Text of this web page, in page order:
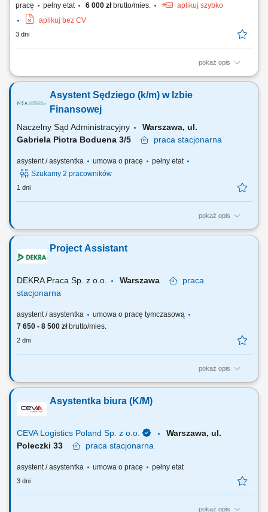
pracę
pełny etat 6 000 złbrutto/mies.
aplikuj szybko
aplikuj bez CV
3 dni
pokaż opis
Responsibilities: Answering and directing phone calls, emails, and other
Assisting in scheduling meetings, appointments, and managing
calendars. Performing data entry tasks, updating records, and
Asystent Sędziego (k/m) w Izbie
Finansowej
Naczelny Sąd Administracyjny
Warszawa, ul.
Gabriela Piotra Boduena 3/5
praca stacjonarna
asystent / asystentka umowa o pracę
pełny etat
Szukamy 2 pracowników
1 dni
pokaż opis
Izba Finansowa sprawuje nadzór nad orzecznictwem wojewódzkich
innych świadczeń pieniężnych, do których mają zastosowanie przepisy
podatkowe oraz o egzekucji świadczeń pieniężnych. W Izbie
Project Assistant
DEKRA Praca Sp. z o.o. Warszawa
praca
stacjonarna
asystent / asystentka
umowa o pracę tymczasową
7 650 - 8 500 złbrutto/mies.
2 dni
pokaż opis
Responsibilities: Supporting teams in the coordination and
workflows, contracts, notes, letters, reports and following up on related
actions; Preparing and monitoring financial commitments, invoices,
Asystentka biura (K/M)
CEVA Logistics Poland Sp. z o.o.
Warszawa, ul.
Poleczki 33
praca stacjonarna
asystent / asystentka umowa o pracę pełny etat
3 dni
pokaż opis